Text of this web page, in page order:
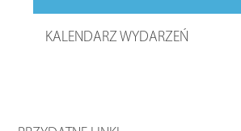
KALENDARZ WYDARZEŃ